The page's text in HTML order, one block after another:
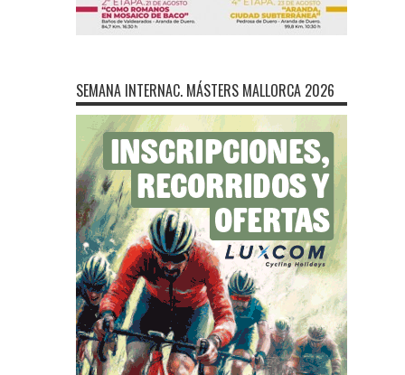
SEMANA INTERNAC. MÁSTERS MALLORCA 2026